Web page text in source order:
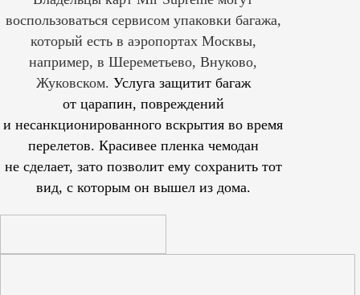
воспользоваться сервисом упаковки багажа,
который есть в аэропортах Москвы,
например, в Шереметьево, Внуково,
Жуковском. Услуга защитит багаж
от царапин, повреждений
и несанкционированного вскрытия во время
перелетов. Красивее пленка чемодан
не сделает, зато позволит ему сохранить тот
вид, с которым он вышел из дома.